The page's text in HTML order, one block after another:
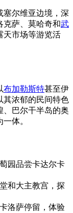
塞尔维亚边境，深
克萨、莫哈奇和武
天市场等游览活
布加勒斯特甚至伊
其浓郁的民间特色
、巴尔干半岛的奥
体。
园品尝卡达尔卡
和大主教宫，探
洛萨停留，体验